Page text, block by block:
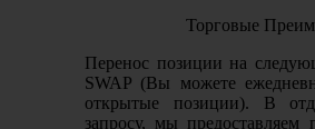
Торговые
Перенос позиции на
SWAP (Вы можете
открытые позиции). В
запросу, мы предоставляем